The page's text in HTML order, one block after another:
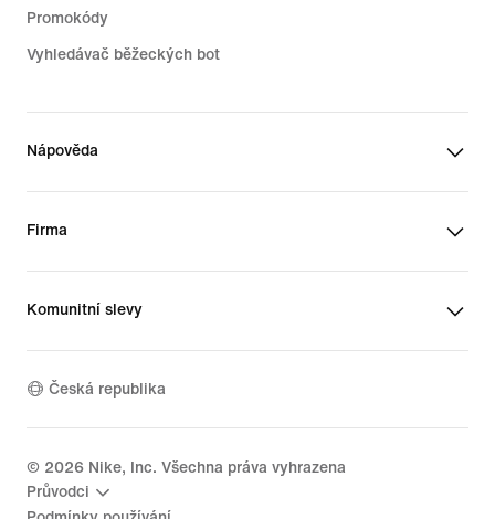
Promokódy
Vyhledávač běžeckých bot
Nápověda
Firma
Komunitní slevy
Česká republika
© 2026 Nike, Inc. Všechna práva vyhrazena
Průvodci